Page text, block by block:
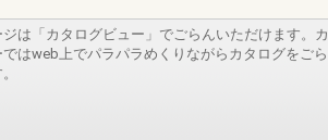
は「カタログビュー」でごらんいただけます。カ
ではweb上でパラパラめくりながらカタログをごら